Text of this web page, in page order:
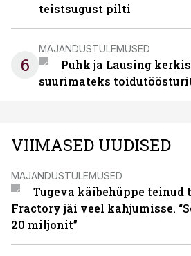
teistsugust pilti
6
MAJANDUSTULEMUSED
Puhk ja Lausing
suurimateks
VIIMASED UUDISED
MAJANDUSTULEMUSED
Tugeva käibehüppe teinud
Fractory jäi veel kahjumisse.
20 miljonit”